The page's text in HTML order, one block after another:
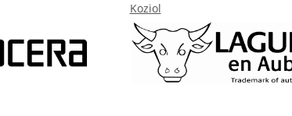
Koziol